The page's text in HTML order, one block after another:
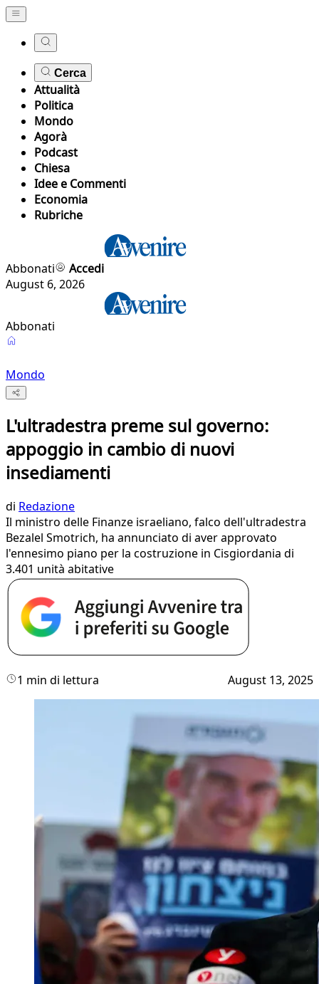
Cerca
Attualità
Politica
Mondo
Agorà
Podcast
Chiesa
Idee e Commenti
Economia
Rubriche
Abbonati
Accedi
August 6, 2026
Abbonati
Mondo
L'ultradestra preme sul governo:
appoggio in cambio di nuovi
insediamenti
di Redazione
Il ministro delle Finanze israeliano, falco dell'ultradestra
Bezalel Smotrich, ha annunciato di aver approvato
l'ennesimo piano per la costruzione in Cisgiordania di
3.401 unità abitative
1 min di lettura August 13, 2025